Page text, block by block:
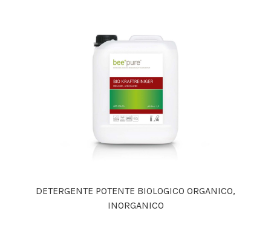
DETERGENTE POTENTE BIOLOGICO ORGANICO,
INORGANICO